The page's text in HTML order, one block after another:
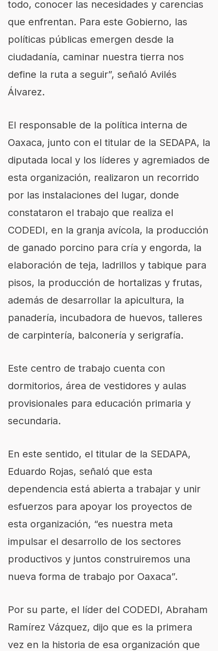
todo, conocer las necesidades y carencias
que enfrentan. Para este Gobierno, las
políticas públicas emergen desde la
ciudadanía, caminar nuestra tierra nos
define la ruta a seguir”, señaló Avilés
Álvarez.
El responsable de la política interna de
Oaxaca, junto con el titular de la SEDAPA, la
diputada local y los líderes y agremiados de
esta organización, realizaron un recorrido
por las instalaciones del lugar, donde
constataron el trabajo que realiza el
CODEDI, en la granja avícola, la producción
de ganado porcino para cría y engorda, la
elaboración de teja, ladrillos y tabique para
pisos, la producción de hortalizas y frutas,
además de desarrollar la apicultura, la
panadería, incubadora de huevos, talleres
de carpintería, balconería y serigrafía.
Este centro de trabajo cuenta con
dormitorios, área de vestidores y aulas
provisionales para educación primaria y
secundaria.
En este sentido, el titular de la SEDAPA,
Eduardo Rojas, señaló que esta
dependencia está abierta a trabajar y unir
esfuerzos para apoyar los proyectos de
esta organización, “es nuestra meta
impulsar el desarrollo de los sectores
productivos y juntos construiremos una
nueva forma de trabajo por Oaxaca”.
Por su parte, el líder del CODEDI, Abraham
Ramírez Vázquez, dijo que es la primera
vez en la historia de esa organización que